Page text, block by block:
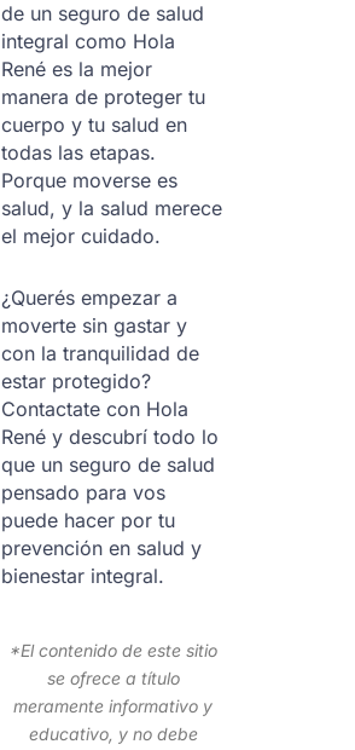
de un seguro de salud
integral como Hola
René es la mejor
manera de proteger tu
cuerpo y tu salud en
todas las etapas.
Porque moverse es
salud, y la salud merece
el mejor cuidado.
¿Querés empezar a
moverte sin gastar y
con la tranquilidad de
estar protegido?
Contactate con Hola
René y descubrí todo lo
que un seguro de salud
pensado para vos
puede hacer por tu
prevención en salud y
bienestar integral.
*El contenido de este sitio
se ofrece a título
meramente informativo y
educativo, y no debe